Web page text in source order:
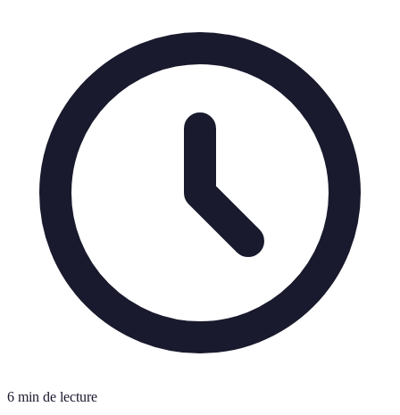
6 min de lecture